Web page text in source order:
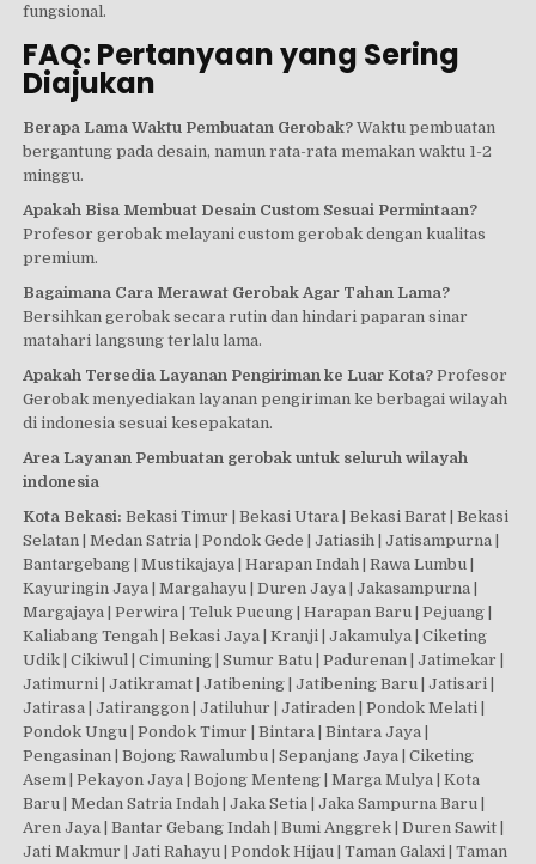
fungsional.
FAQ: Pertanyaan yang Sering
Diajukan
Berapa Lama Waktu Pembuatan Gerobak? Waktu pembuatan
bergantung pada desain, namun rata-rata memakan waktu 1-2
minggu.
Apakah Bisa Membuat Desain Custom Sesuai Permintaan?
Profesor gerobak melayani custom gerobak dengan kualitas
premium.
Bagaimana Cara Merawat Gerobak Agar Tahan Lama?
Bersihkan gerobak secara rutin dan hindari paparan sinar
matahari langsung terlalu lama.
Apakah Tersedia Layanan Pengiriman ke Luar Kota? Profesor
Gerobak menyediakan layanan pengiriman ke berbagai wilayah
di indonesia sesuai kesepakatan.
Area Layanan Pembuatan gerobak untuk seluruh wilayah
indonesia
Kota Bekasi: Bekasi Timur | Bekasi Utara | Bekasi Barat | Bekasi
Selatan | Medan Satria | Pondok Gede | Jatiasih | Jatisampurna |
Bantargebang | Mustikajaya | Harapan Indah | Rawa Lumbu |
Kayuringin Jaya | Margahayu | Duren Jaya | Jakasampurna |
Margajaya | Perwira | Teluk Pucung | Harapan Baru | Pejuang |
Kaliabang Tengah | Bekasi Jaya | Kranji | Jakamulya | Ciketing
Udik | Cikiwul | Cimuning | Sumur Batu | Padurenan | Jatimekar |
Jatimurni | Jatikramat | Jatibening | Jatibening Baru | Jatisari |
Jatirasa | Jatiranggon | Jatiluhur | Jatiraden | Pondok Melati |
Pondok Ungu | Pondok Timur | Bintara | Bintara Jaya |
Pengasinan | Bojong Rawalumbu | Sepanjang Jaya | Ciketing
Asem | Pekayon Jaya | Bojong Menteng | Marga Mulya | Kota
Baru | Medan Satria Indah | Jaka Setia | Jaka Sampurna Baru |
Aren Jaya | Bantar Gebang Indah | Bumi Anggrek | Duren Sawit |
Jati Makmur | Jati Rahayu | Pondok Hijau | Taman Galaxi | Taman